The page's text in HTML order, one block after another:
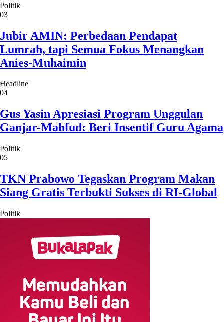
Politik
03
Jubir AMIN: Perbedaan Pendapat
Lumrah, tapi Semua Fokus Menangkan
Anies-Muhaimin
Headline
04
Gus Yasin Apresiasi Program Unggulan
Ganjar-Mahfud: Beri Insentif Guru Agama
Politik
05
TKN Prabowo Tegaskan Program Makan
Siang Gratis Terbukti Sukses di RI-Global
Politik